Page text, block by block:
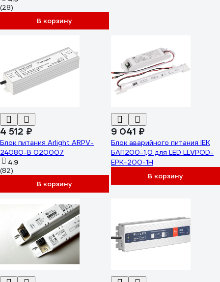
(28)
В корзину
4 512 ₽
Блок питания Arlight ARPV-
24080-B 020007
4.9
(82)
В корзину
9 041 ₽
Блок аварийного питания IEK
БАП200-1,0 для LED LLVPOD-
EPK-200-1H
В корзину